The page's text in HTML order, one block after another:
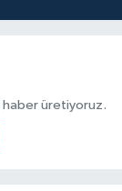
haber üretiyoruz.